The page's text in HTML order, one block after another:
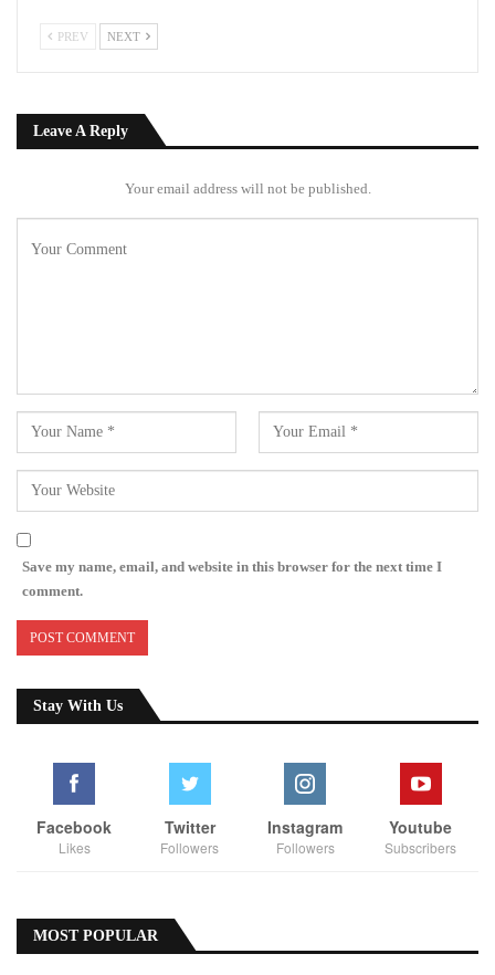
PREV NEXT
Leave A Reply
Your email address will not be published.
Save my name, email, and website in this browser for the next time I
comment.
Stay With Us
Facebook
Likes
Twitter
Followers
Instagram
Followers
Youtube
Subscribers
MOST POPULAR